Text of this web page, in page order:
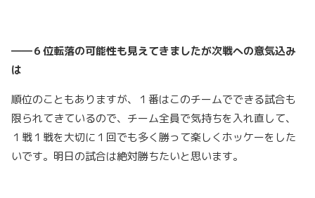
――６位転落の可能性も見えてきましたが次戦への意気込み
は
順位のこともありますが、１番はこのチームでできる試合も
限られてきているので、チーム全員で気持ちを入れ直して、
１戦１戦を大切に１回でも多く勝って楽しくホッケーをした
いです。明日の試合は絶対勝ちたいと思います。